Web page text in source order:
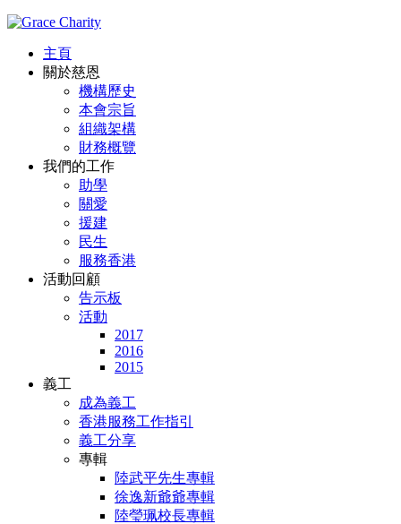
主頁
關於慈恩
機構歷史
本會宗旨
組織架構
財務概覽
我們的工作
助學
關愛
援建
民生
服務香港
活動回顧
告示板
活動
2017
2016
2015
義工
成為義工
香港服務工作指引
義工分享
專輯
陸武平先生專輯
徐逸新爺爺專輯
陸瑩珮校長專輯